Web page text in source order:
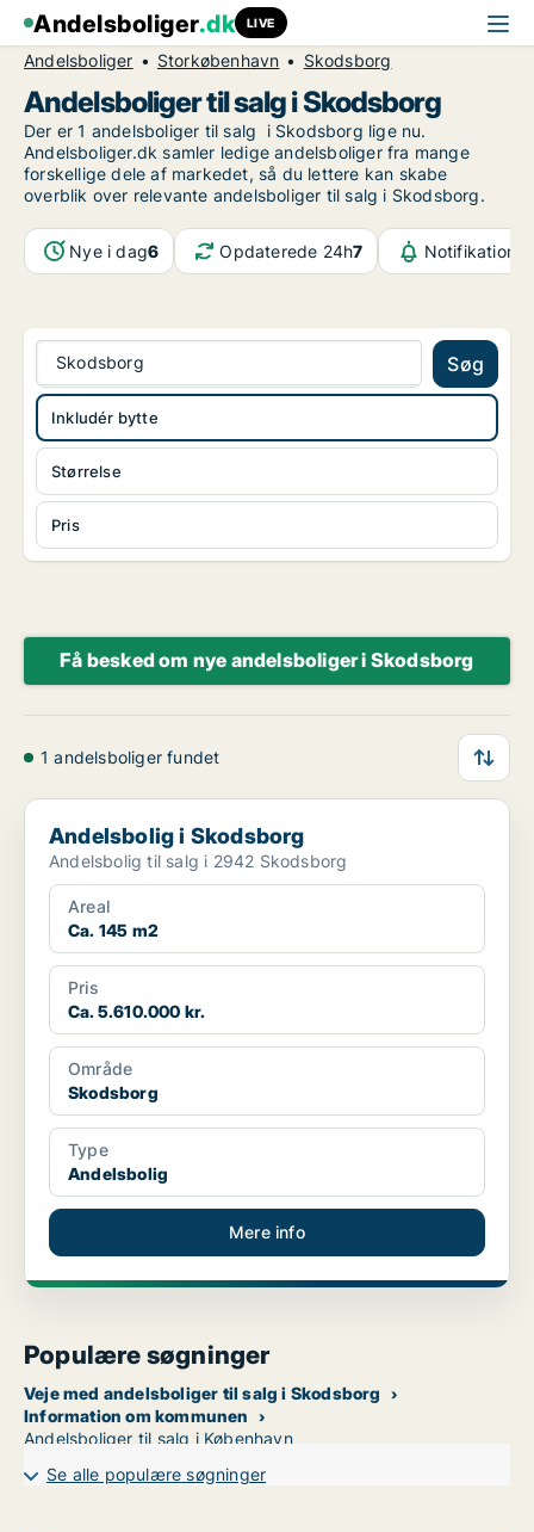
Andelsboliger.dk LIVE
Andelsboliger Storkøbenhavn Skodsborg
Andelsboliger til salg i Skodsborg
Der er 1 andelsboliger til salg i Skodsborg lige nu.
Andelsboliger.dk samler ledige andelsboliger fra mange
forskellige dele af markedet, så du lettere kan skabe
overblik over relevante andelsboliger til salg i Skodsborg.
Nye i dag6 Opdaterede 24h7
Skodsborg Søg
Størrelse
Pris
Inkludér bytte
Få besked om nye andelsboliger i Skodsborg
1 andelsboliger fundet
Andelsbolig i Skodsborg
Andelsbolig i Skodsborg
Andelsbolig til salg i 2942 Skodsborg
Areal
Ca. 145 m2
Pris
Ca. 5.610.000 kr.
Område
Skodsborg
Type
Andelsbolig
Mere info
Populære søgninger
Veje med andelsboliger til salg i Skodsborg
Information om kommunen
Andelsboliger til salg i København
Se alle populære søgninger